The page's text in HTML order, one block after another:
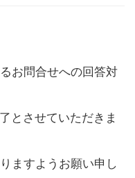
お問合せへの回答対
とさせていただきま
ますようお願い申し